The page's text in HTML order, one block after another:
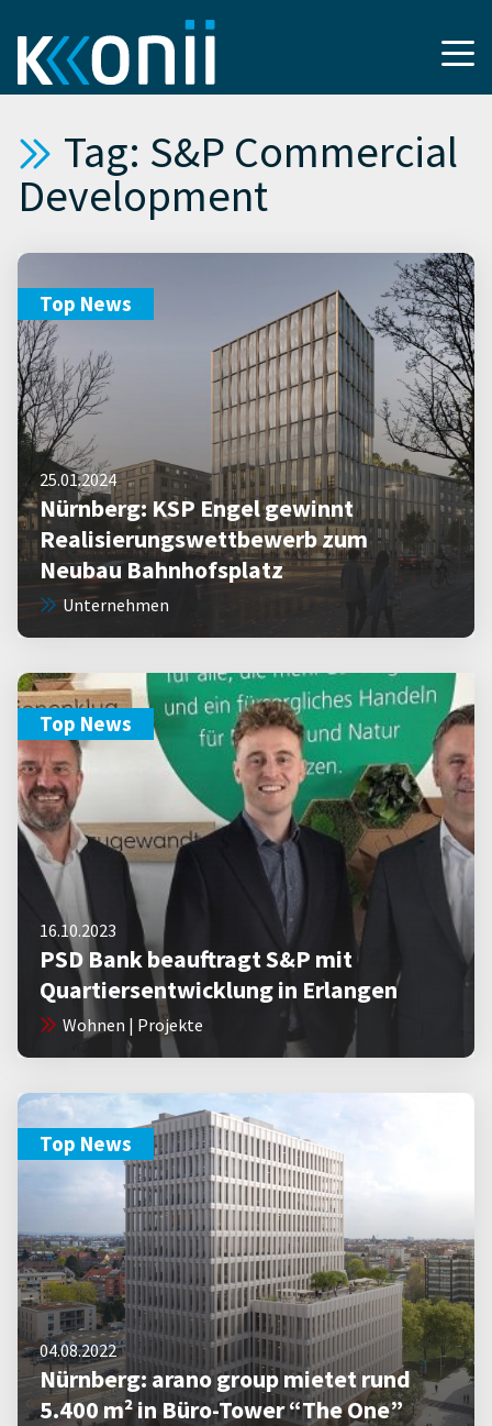
Tag: S&P Commercial
Development
Top News
25.01.2024
Nürnberg: KSP Engel gewinnt
Realisierungswettbewerb zum
Neubau Bahnhofsplatz
Unternehmen
Top News
16.10.2023
PSD Bank beauftragt S&P mit
Quartiersentwicklung in Erlangen
Wohnen | Projekte
Top News
04.08.2022
Nürnberg: arano group mietet rund
5.400 m² in Büro-Tower “The One”